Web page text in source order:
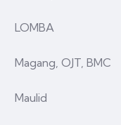
LOMBA
Magang, OJT, BMC
Maulid